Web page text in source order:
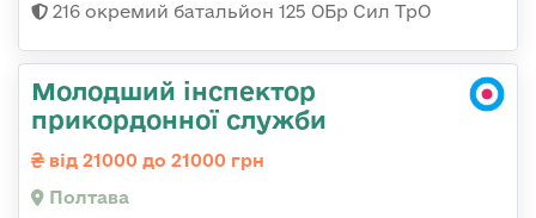
216 окремий батальйон 125 ОБр Сил ТрО
Молодший інспектор
прикордонної служби
від 21000 до 21000 грн
Полтава